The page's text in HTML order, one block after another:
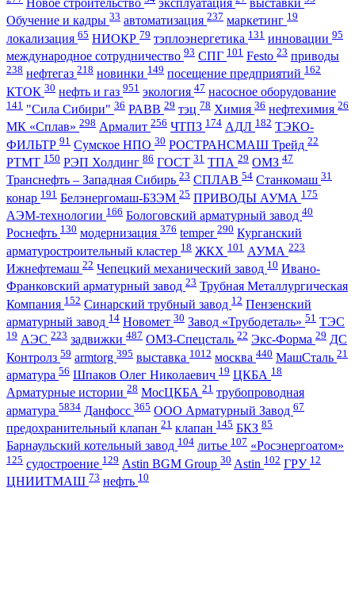
Новое строительство эксплуатация выставки
Обучение и кадры 33 автоматизация 237 маркетинг 19
локализация 65 НИОКР 79 тэплоэнергетика 131 инновации 95
международное сотрудничество 93 СПГ 101 Festo 23 приводы
238 нефтегаз 218 новинки 149 посещение предприятий 162
КТОК 30 нефть и газ 951 экология 47 насосное оборудование
141 "Сила Сибири" 36 РАВВ 29 тэц 78 Химия 36 нефтехимия 26
МК «Сплав» 298 Армалит 256 ЧТПЗ 174 АДЛ 182 ТЭКО-
ФИЛЬТР 91 Сумское НПО 30 РОСТРАНСМАШ Трейд 22
РТМТ 150 РЭП Холдинг 86 ГОСТ 31 ТПА 29 ОМЗ 47
Транснефть – Западная Сибирь 23 СПЛАВ 54 Станкомаш 31
конар 191 Белэнергомаш-БЗЭМ 25 ПРИВОДЫ АУМА 175
АЭМ-технологии 166 Бологовский арматурный завод 40
Роснефть 130 модернизация 376 temper 290 Курганский
арматуростроительный кластер 18 ЖКХ 101 АУМА 223
Ижнефтемаш 22 Чепецкий механический завод 10 Ивано-
Франковский арматурный завод 23 Трубная Металлургическая
Компания 152 Синарский трубный завод 12 Пензенский
арматурный завод 14 Новомет 30 Завод «Трубодеталь» 51 ТЭС
19 АЭС 223 задвижки 487 ОМЗ-Спецсталь 22 Экс-Форма 29 ДС
Контролз 59 armtorg 395 выставка 1012 москва 440 МашСталь 21
арматура 56 Шпаков Олег Николаевич 19 ЦКБА 18
Арматурные истории 28 МосЦКБА 21 трубопроводная
арматура 5834 Данфосс 365 ООО Арматурный Завод 67
предохранительный клапан 21 клапан 145 БКЗ 85
Барнаульский котельный завод 104 литье 107 «Росэнергоатом»
125 судостроение 129 Astin BGM Group 30 Astin 102 ГРУ 12
ЦНИИТМАШ 73 нефть 10